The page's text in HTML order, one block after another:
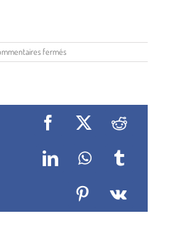
ferméssur
Jeremiah
Facebook
X Reddit
LinkedInWhatsApp
Tumblr
Pinterest
Vk